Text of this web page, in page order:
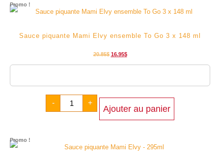
Promo !
Sauce piquante Mami Elvy ensemble To Go 3 x 148 ml
20.85$ 16.95$
- +
Ajouter au panier
Promo !